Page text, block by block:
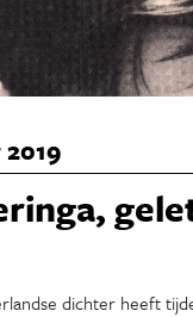
dichter heeft